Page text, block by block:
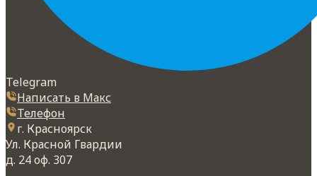
Telegram
Написать в Макс
Телефон
г. Красноярск
Ул. Красной Гвардии
д. 24 оф. 307